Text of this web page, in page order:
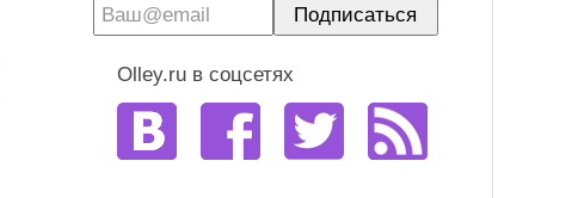
Olley.ru в соцсетях